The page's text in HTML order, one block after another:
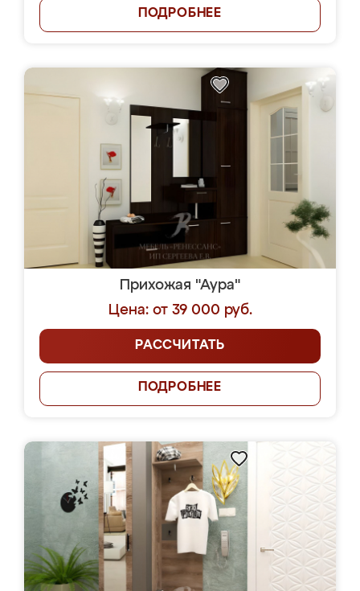
ПОДРОБНЕЕ
Прихожая "Аура"
Цена: от 39 000 руб.
РАССЧИТАТЬ
ПОДРОБНЕЕ